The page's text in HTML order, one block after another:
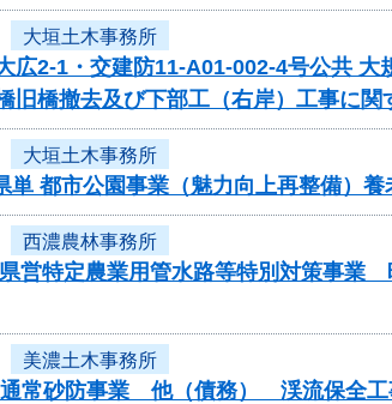
大垣土木事務所
広2-1・交建防11-A01-002-4号公共
旧橋撤去及び下部工（右岸）工事に関
大垣土木事務所
単 都市公園事業（魅力向上再整備）
西濃農林事務所
県営特定農業用管水路等特別対策事
美濃土木事務所
通常砂防事業 他（債務） 渓流保全工